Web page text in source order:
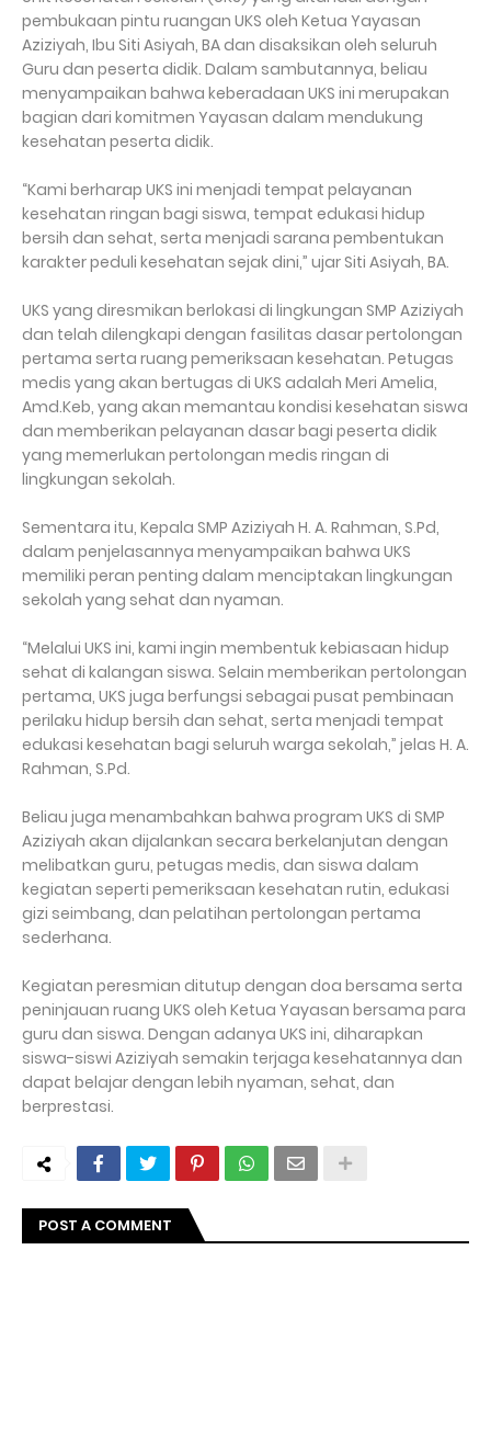
pembukaan pintu ruangan UKS oleh Ketua Yayasan
Aziziyah, Ibu Siti Asiyah, BA dan disaksikan oleh seluruh
Guru dan peserta didik. Dalam sambutannya, beliau
menyampaikan bahwa keberadaan UKS ini merupakan
bagian dari komitmen Yayasan dalam mendukung
kesehatan peserta didik.
“Kami berharap UKS ini menjadi tempat pelayanan
kesehatan ringan bagi siswa, tempat edukasi hidup
bersih dan sehat, serta menjadi sarana pembentukan
karakter peduli kesehatan sejak dini,” ujar Siti Asiyah, BA.
UKS yang diresmikan berlokasi di lingkungan SMP Aziziyah
dan telah dilengkapi dengan fasilitas dasar pertolongan
pertama serta ruang pemeriksaan kesehatan. Petugas
medis yang akan bertugas di UKS adalah Meri Amelia,
Amd.Keb, yang akan memantau kondisi kesehatan siswa
dan memberikan pelayanan dasar bagi peserta didik
yang memerlukan pertolongan medis ringan di
lingkungan sekolah.
Sementara itu, Kepala SMP Aziziyah H. A. Rahman, S.Pd,
dalam penjelasannya menyampaikan bahwa UKS
memiliki peran penting dalam menciptakan lingkungan
sekolah yang sehat dan nyaman.
“Melalui UKS ini, kami ingin membentuk kebiasaan hidup
sehat di kalangan siswa. Selain memberikan pertolongan
pertama, UKS juga berfungsi sebagai pusat pembinaan
perilaku hidup bersih dan sehat, serta menjadi tempat
edukasi kesehatan bagi seluruh warga sekolah,” jelas H. A.
Rahman, S.Pd.
Beliau juga menambahkan bahwa program UKS di SMP
Aziziyah akan dijalankan secara berkelanjutan dengan
melibatkan guru, petugas medis, dan siswa dalam
kegiatan seperti pemeriksaan kesehatan rutin, edukasi
gizi seimbang, dan pelatihan pertolongan pertama
sederhana.
Kegiatan peresmian ditutup dengan doa bersama serta
peninjauan ruang UKS oleh Ketua Yayasan bersama para
guru dan siswa. Dengan adanya UKS ini, diharapkan
siswa-siswi Aziziyah semakin terjaga kesehatannya dan
dapat belajar dengan lebih nyaman, sehat, dan
berprestasi.
POST A COMMENT